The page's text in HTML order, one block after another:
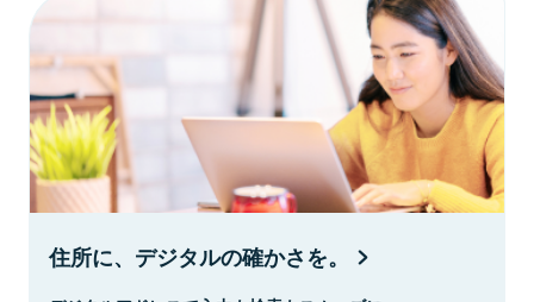
住所に、デジタルの確かさを。